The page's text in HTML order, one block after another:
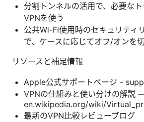
分割トンネルの活用で、必要な
VPNを使う
公共Wi-Fi使用時のセキュリティ
で、ケースに応じてオフ/オンを
リソースと補足情報
Apple公式サポートページ -
VPNの仕組みと使い分けの解説
en.wikipedia.org/wiki/
最新のVPN比較レビューブログ